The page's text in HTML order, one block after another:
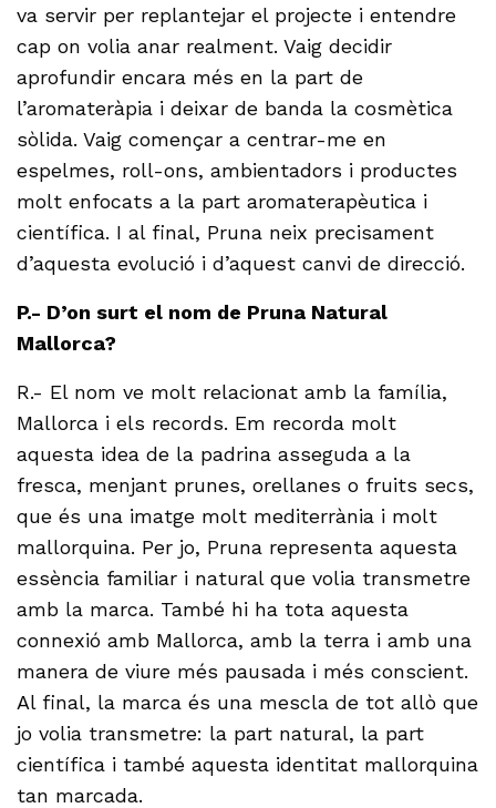
va servir per replantejar el projecte i entendre
cap on volia anar realment. Vaig decidir
aprofundir encara més en la part de
l’aromateràpia i deixar de banda la cosmètica
sòlida. Vaig començar a centrar-me en
espelmes, roll-ons, ambientadors i productes
molt enfocats a la part aromaterapèutica i
científica. I al final, Pruna neix precisament
d’aquesta evolució i d’aquest canvi de direcció.
P.- D’on surt el nom de Pruna Natural
Mallorca?
R.- El nom ve molt relacionat amb la família,
Mallorca i els records. Em recorda molt
aquesta idea de la padrina asseguda a la
fresca, menjant prunes, orellanes o fruits secs,
que és una imatge molt mediterrània i molt
mallorquina. Per jo, Pruna representa aquesta
essència familiar i natural que volia transmetre
amb la marca. També hi ha tota aquesta
connexió amb Mallorca, amb la terra i amb una
manera de viure més pausada i més conscient.
Al final, la marca és una mescla de tot allò que
jo volia transmetre: la part natural, la part
científica i també aquesta identitat mallorquina
tan marcada.